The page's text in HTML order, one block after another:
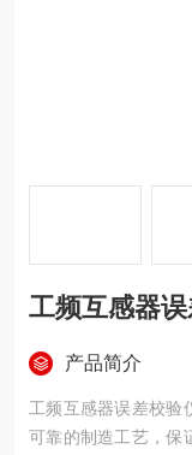
工频互感器
产品简介
工频互感器误差校验
可靠的制造工艺，保